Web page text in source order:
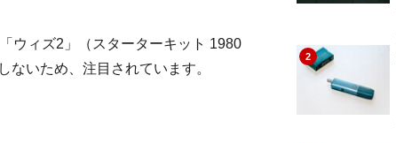
ウィズ2」（スターターキット 1980
ないため、注目されています。
2